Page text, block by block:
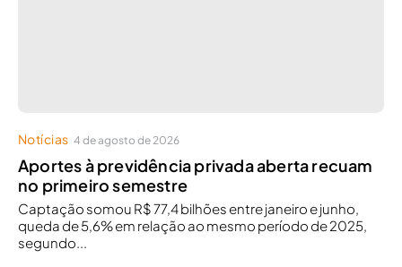
Notícias 4 de agosto de 2026
Aportes à previdência privada aberta recuam
no primeiro semestre
Captação somou R$ 77,4 bilhões entre janeiro e junho,
queda de 5,6% em relação ao mesmo período de 2025,
segundo...